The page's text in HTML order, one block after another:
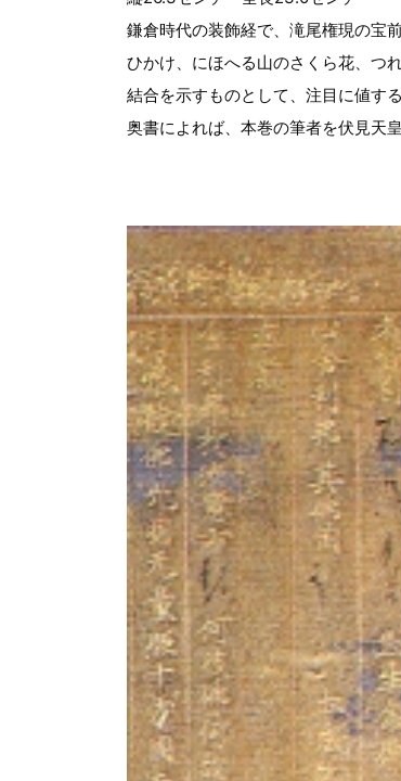
鎌倉時代の装飾経で、滝尾権現の宝
ひかけ、にほへる山のさくら花、つ
結合を示すものとして、注目に値する
奥書によれば、本巻の筆者を伏見天